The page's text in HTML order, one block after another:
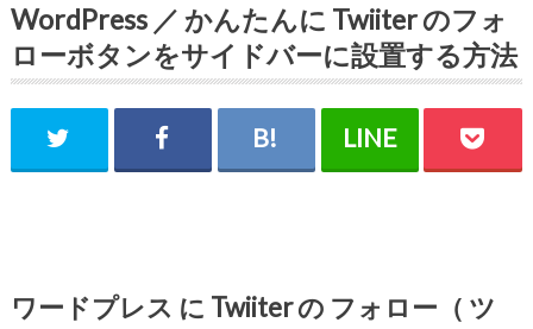
WordPress ／ かんたんに Twiiter のフォ
ローボタンをサイドバーに設置する方法
ワードプレス に Twiiter の フォロー（ ツ